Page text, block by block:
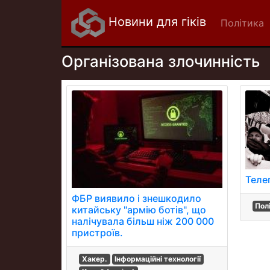
Новини для гіків Політика
Організована злочинність
ФБР виявило і знешкодило
китайську "армію ботів", що
налічувала більш ніж 200 000
пристроїв.
Хакер.
Інформаційні технології